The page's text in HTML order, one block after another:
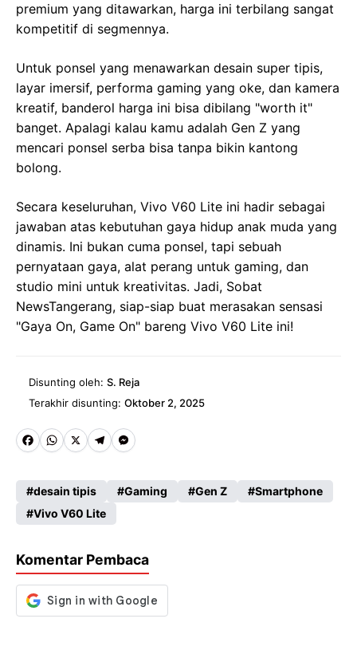
premium yang ditawarkan, harga ini terbilang sangat
kompetitif di segmennya.
Untuk ponsel yang menawarkan desain super tipis,
layar imersif, performa gaming yang oke, dan kamera
kreatif, banderol harga ini bisa dibilang "worth it"
banget. Apalagi kalau kamu adalah Gen Z yang
mencari ponsel serba bisa tanpa bikin kantong
bolong.
Secara keseluruhan, Vivo V60 Lite ini hadir sebagai
jawaban atas kebutuhan gaya hidup anak muda yang
dinamis. Ini bukan cuma ponsel, tapi sebuah
pernyataan gaya, alat perang untuk gaming, dan
studio mini untuk kreativitas. Jadi, Sobat
NewsTangerang, siap-siap buat merasakan sensasi
"Gaya On, Game On" bareng Vivo V60 Lite ini!
Disunting oleh: S. Reja
Terakhir disunting: Oktober 2, 2025
Fa
b
o
k
W
ts
A
p
X
Te
gr
a
M
se
er
desain tipis Gaming Gen Z
Smartphone
Vivo V60 Lite
Komentar Pembaca